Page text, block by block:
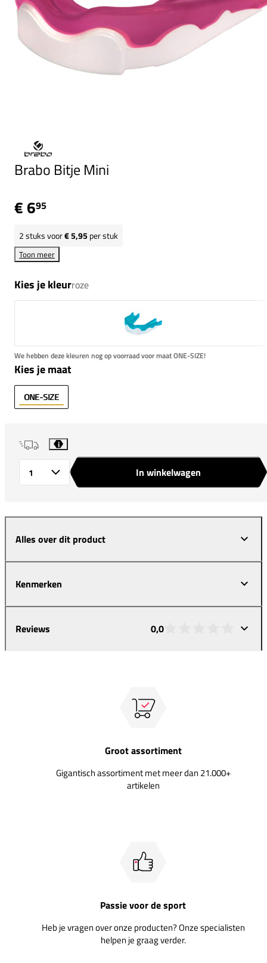
Brabo Bitje Mini
€ 695
2stuks voor€ 5,95 per stuk
Toon meer
Kies je kleurroze
We hebben deze kleuren nog op voorraad voor maat ONE-SIZE!
Kies je maat
ONE-SIZE
i
In winkelwagen
Alles over dit product
Kenmerken
Reviews 0,0
Groot assortiment
Gigantisch assortiment met meer dan 21.000+
artikelen
Passie voor de sport
Heb je vragen over onze producten? Onze specialisten
helpen je graag verder.